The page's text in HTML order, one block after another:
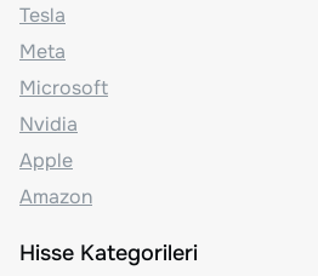
Tesla
Meta
Microsoft
Nvidia
Apple
Amazon
Hisse Kategorileri